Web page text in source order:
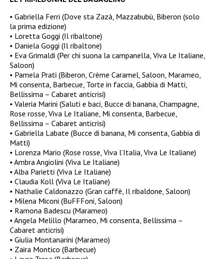
• Gabriella Ferri (Dove sta Zazà, Mazzabubù, Biberon (solo
la prima edizione)
• Loretta Goggi (Il ribaltone)
• Daniela Goggi (Il ribaltone)
• Eva Grimaldi (Per chi suona la campanella, Viva Le Italiane,
Saloon)
• Pamela Prati (Biberon, Crème Caramel, Saloon, Marameo,
Mi consenta, Barbecue, Torte in faccia, Gabbia di Matti,
Bellissima – Cabaret anticrisi)
• Valeria Marini (Saluti e baci, Bucce di banana, Champagne,
Rose rosse, Viva Le Italiane, Mi consenta, Barbecue,
Bellissima – Cabaret anticrisi)
• Gabriella Labate (Bucce di banana, Mi consenta, Gabbia di
Matti)
• Lorenza Mario (Rose rosse, Viva l’Italia, Viva Le Italiane)
• Ambra Angiolini (Viva Le Italiane)
• Alba Parietti (Viva Le Italiane)
• Claudia Koll (Viva Le Italiane)
• Nathalie Caldonazzo (Gran caffè, Il ribaldone, Saloon)
• Milena Miconi (BuFFFoni, Saloon)
• Ramona Badescu (Marameo)
• Angela Melillo (Marameo, Mi consenta, Bellissima –
Cabaret anticrisi)
• Giulia Montanarini (Marameo)
• Zaira Montico (Barbecue)